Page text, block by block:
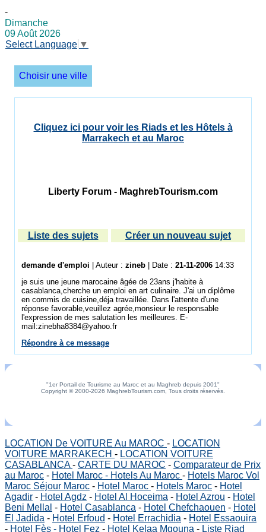
-
Dimanche
09 Août 2026
Select Language ▼
Choisir une ville
Cliquez ici pour voir les Riads et les Hôtels à
Marrakech et au Maroc
Liberty Forum - MaghrebTourism.com
Liste des sujets Créer un nouveau sujet
demande d'emploi | Auteur : zineb | Date : 21-11-2006 14:33
je suis une jeune marocaine âgée de 23ans j'habite à
casablanca,cherche un emploi en art culinaire. J'ai un diplôme
en commis de cuisine,déja travaillée. Dans l'attente d'une
réponse favorable,veuillez agrée,monsieur le responsable
l'expression de mes salutation les meilleures. E-
mail:zinebha8384@yahoo.fr
Répondre à ce message
"1er Portail de Tourisme au Maroc et au Maghreb depuis 2001"
Copyright © 2000-2026 MaghrebTourism.com, Tous droits réservés.
LOCATION De VOITURE Au MAROC - LOCATION
VOITURE MARRAKECH - LOCATION VOITURE
CASABLANCA- CARTE DU MAROC - Comparateur de Prix
au Maroc - Hotel Maroc - Hotels Au Maroc - Hotels Maroc Vol
Maroc Séjour Maroc - Hotel Maroc - Hotels Maroc - Hotel
Agadir - Hotel Agdz - Hotel Al Hoceima - Hotel Azrou - Hotel
Beni Mellal - Hotel Casablanca - Hotel Chefchaouen - Hotel
El Jadida - Hotel Erfoud - Hotel Errachidia - Hotel Essaouira
- Hotel Fès - Hotel Fez - Hotel Kelaa Mgouna - Liste Riad